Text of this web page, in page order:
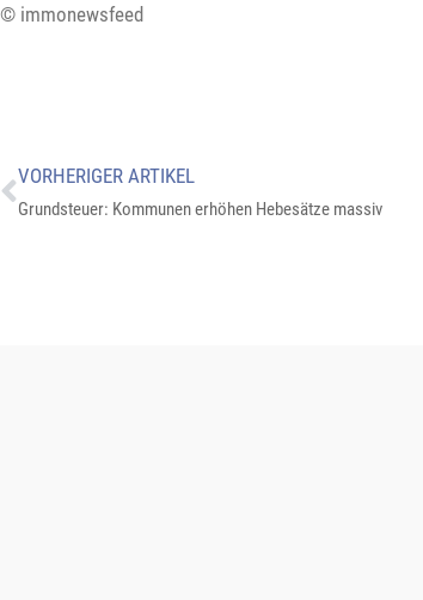
© immonewsfeed
VORHERIGER ARTIKEL
Grundsteuer: Kommunen erhöhen Hebesätze massiv